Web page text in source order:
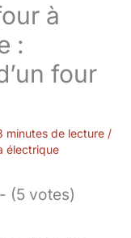
à
:
four
minutes de lecture /
électrique
(5 votes)